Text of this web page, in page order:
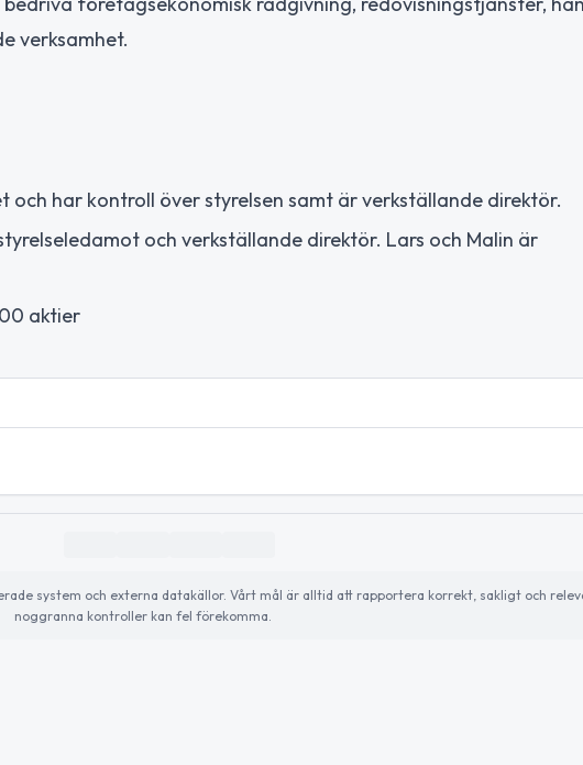
verksamhet.
och har kontroll över styrelsen samt är verkställande direktör.
och verkställande direktör. Lars och Malin är
aktier
system och externa datakällor. Vårt mål är alltid att rapportera korrekt, sakligt och
noggranna kontroller kan fel förekomma.